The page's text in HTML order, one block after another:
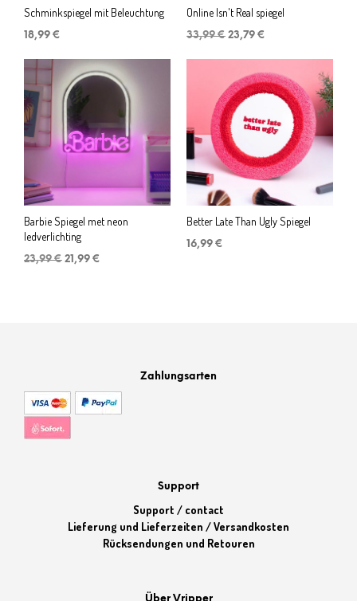
Schminkspiegel mit Beleuchtung
18,99 €
Online Isn't Real spiegel
33,99€ Ursprünglicher
war:
33,99 €
23,79 €
ist:
23,79 €.
Barbie Spiegel met neon
ledverlichting
23,99€ Ursprünglicher
21,99 €
Better Late Than Ugly Spiegel
16,99 €
Zahlungsarten
Support
Support / contact
Lieferung und Lieferzeiten / Versandkosten
Rücksendungen und Retouren